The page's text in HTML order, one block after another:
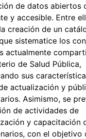
de datos abiertos
y accesible. Entre
creación de un
sistematice los
actualmente
de Salud Pública,
sus
actualización y
Asimismo, se
de actividades de
y capacitación
con el objetivo